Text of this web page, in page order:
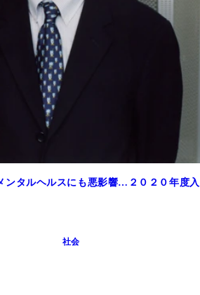
ンタルヘルスにも悪影響…２０２０年度入
社会